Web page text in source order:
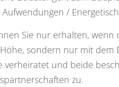
/
Sie nur erhalten,
sondern nur mit dem
verheiratet und beide
zu.